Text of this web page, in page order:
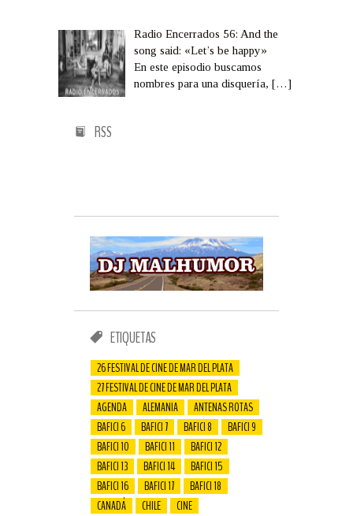
Radio Encerrados 56: And the
song said: «Let’s be happy»
En este episodio buscamos
nombres para una disquería,[…]
RSS
ETIQUETAS
26 FESTIVAL DE CINE DE MAR DEL PLATA
27 FESTIVAL DE CINE DE MAR DEL PLATA
AGENDA
ALEMANIA
ANTENAS ROTAS
BAFICI 6
BAFICI 7 BAFICI 8
BAFICI 9
BAFICI 10
BAFICI 11
BAFICI 12
BAFICI 13
BAFICI 14
BAFICI 15
BAFICI 16
BAFICI 17
BAFICI 18
CANADÁ
CHILE
CINE